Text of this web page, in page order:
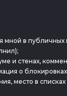
в
и стенах,
о
место в